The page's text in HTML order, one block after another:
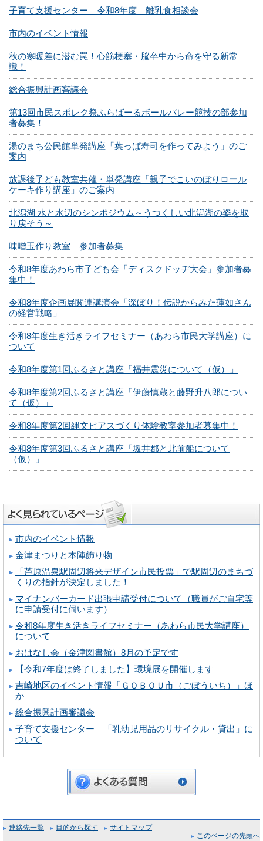
子育て支援センター 令和8年度 離乳食相談会
市内のイベント情報
秋の寒暖差に潜む罠！心筋梗塞・脳卒中から命を守る新常
識！
総合振興計画審議会
第13回市民スポレク祭ふらばーるボールバレー競技の部参加
者募集！
湯のまち公民館単発講座「葉っぱ寿司を作ってみよう」のご
案内
放課後子ども教室共催・単発講座「親子でこいのぼりロール
ケーキ作り講座」のご案内
北潟湖 水と水辺のシンポジウム～うつくしい北潟湖の姿を取
り戻そう～
味噌玉作り教室 参加者募集
令和8年度あわら市子ども会「ディスクドッヂ大会」参加者募
集中！
令和8年度企画展関連講演会「深ぼり！伝説からみた蓮如さん
の経営戦略」
令和8年度生き活きライフセミナー（あわら市民大学講座）に
ついて
令和8年度第1回ふるさと講座「福井震災について（仮）」
令和8年度第2回ふるさと講座「伊藤慎蔵と藤野升八郎につい
て（仮）」
令和8年度第2回縄文ピアスづくり体験教室参加者募集中！
令和8年度第3回ふるさと講座「坂井郡と北前船について
（仮）」
市内のイベント情報
金津まつりと本陣飾り物
「芦原温泉駅周辺将来デザイン市民投票」で駅周辺のまちづ
くりの指針が決定しました！
マイナンバーカード出張申請受付について（職員がご自宅等
に申請受付に伺います）
令和8年度生き活きライフセミナー（あわら市民大学講座）
について
おはなし会（金津図書館）8月の予定です
【令和7年度は終了しました】環境展を開催します
吉崎地区のイベント情報「ＧＯＢＯＵ市（ごぼういち）」ほ
か
総合振興計画審議会
子育て支援センター 「乳幼児用品のリサイクル・貸出」に
ついて
連絡先一覧 目的から探す
サイトマップ
このページの先頭へ